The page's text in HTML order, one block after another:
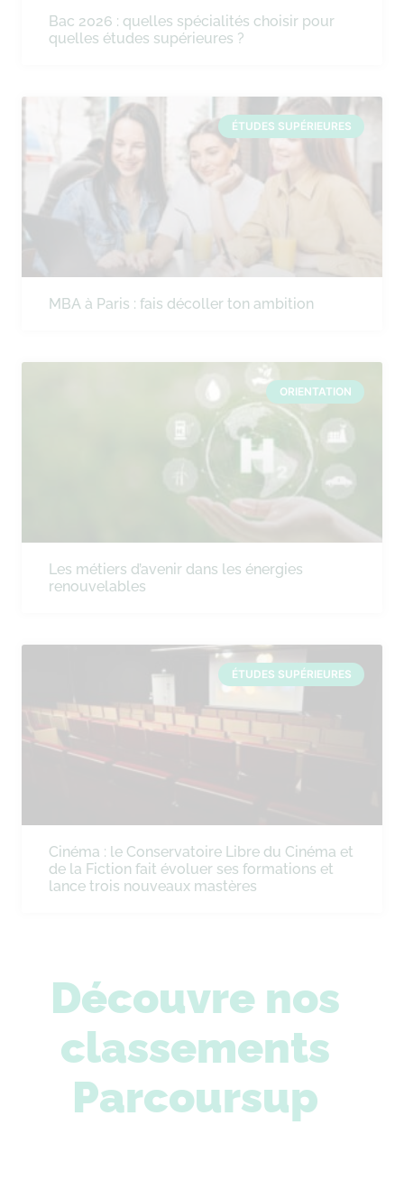
Bac 2026 : quelles spécialités choisir pour
quelles études supérieures ?
ÉTUDES SUPÉRIEURES
MBA à Paris : fais décoller ton ambition
ORIENTATION
Les métiers d’avenir dans les énergies
renouvelables
ÉTUDES SUPÉRIEURES
Cinéma : le Conservatoire Libre du Cinéma et
de la Fiction fait évoluer ses formations et
lance trois nouveaux mastères
Découvre nos
classements
Parcoursup